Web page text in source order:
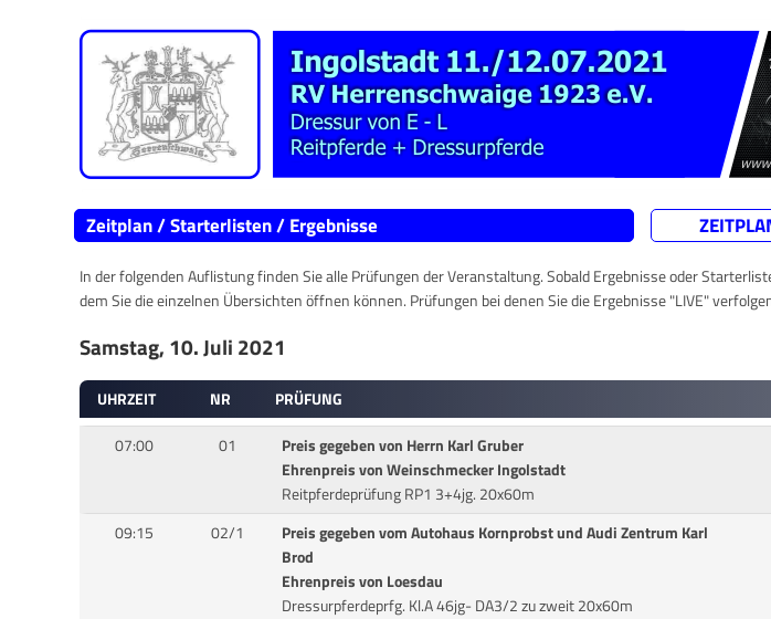
Zeitplan / Starterlisten / Ergebnisse
In der folgenden Auflistung finden Sie alle Prüfungen der Veranstaltung. Sobald Ergebnisse oder
dem Sie die einzelnen Übersichten öffnen können. Prüfungen bei denen Sie die Ergebnisse "LIVE"
Samstag, 10. Juli 2021
UHRZEIT NR PRÜFUNG
07:00
01
Preis gegeben von Herrn Karl Gruber
Ehrenpreis von Weinschmecker Ingolstadt
Reitpferdeprüfung RP1 3+4jg. 20x60m
09:15 02/1
Preis gegeben vom Autohaus Kornprobst und Audi Zentrum Karl
Brod
Ehrenpreis von Loesdau
Dressurpferdeprfg. Kl.A 46jg- DA3/2 zu zweit 20x60m